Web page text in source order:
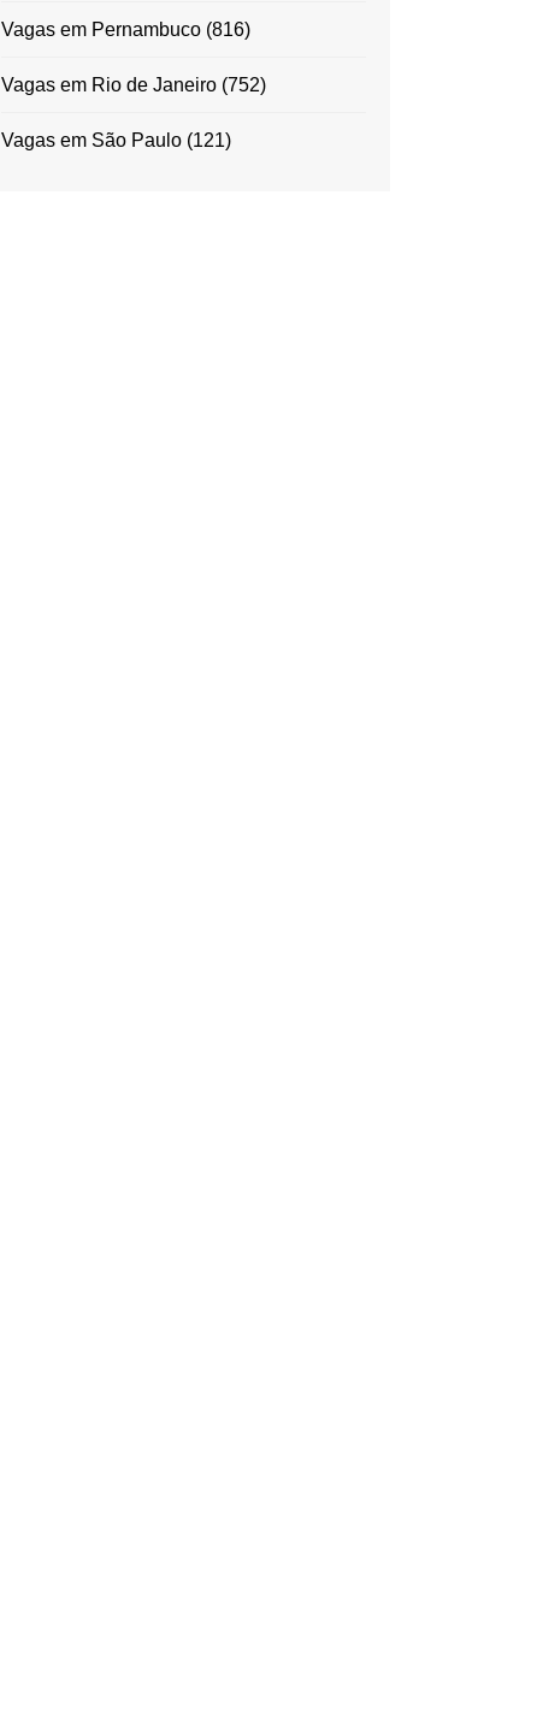
Vagas em Pernambuco(816)
Vagas em Rio de Janeiro(752)
Vagas em São Paulo(121)